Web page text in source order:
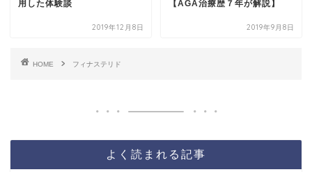
用した体験談
2019年12月8日
【AGA治療歴７年が解説】
2019年9月8日
HOME フィナステリド
よく読まれる記事